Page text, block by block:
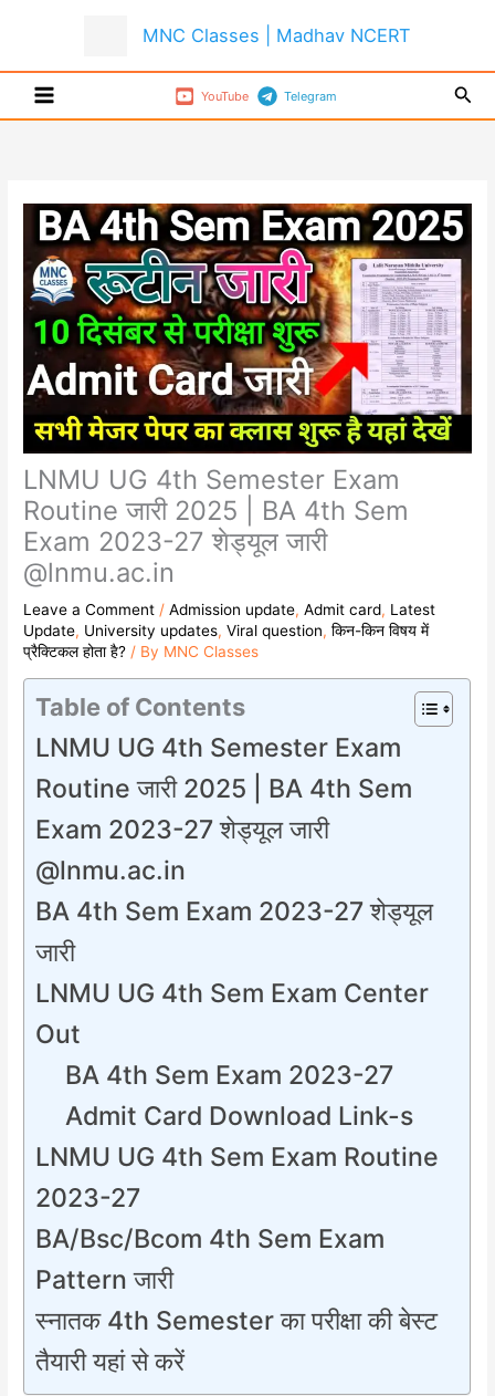
MNC Classes | Madhav NCERT
YouTube Telegram
LNMU UG 4th Semester Exam
Routine जारी 2025 | BA 4th Sem
Exam 2023-27 शेड्यूल जारी
@lnmu.ac.in
Leave a Comment /Admission update,Admit card, Latest
Update, University updates,Viral question,किन-किन विषय में
प्रैक्टिकल होता है? / By MNC Classes
Table of Contents
LNMU UG 4th Semester Exam
Routine जारी 2025 | BA 4th Sem
Exam 2023-27 शेड्यूल जारी
@lnmu.ac.in
BA 4th Sem Exam 2023-27 शेड्यूल
जारी
LNMU UG 4th Sem Exam Center
Out
BA 4th Sem Exam 2023-27
Admit Card Download Link-s
LNMU UG 4th Sem Exam Routine
2023-27
BA/Bsc/Bcom 4th Sem Exam
Pattern जारी
स्नातक 4th Semester का परीक्षा की बेस्ट
तैयारी यहां से करें